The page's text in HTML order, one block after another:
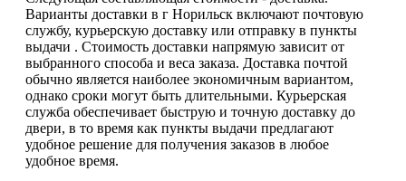
Варианты доставки в г Норильск включают почтовую
службу, курьерскую доставку или отправку в пункты
выдачи . Стоимость доставки напрямую зависит от
выбранного способа и веса заказа. Доставка почтой
обычно является наиболее экономичным вариантом,
однако сроки могут быть длительными. Курьерская
служба обеспечивает быструю и точную доставку до
двери, в то время как пункты выдачи предлагают
удобное решение для получения заказов в любое
удобное время.